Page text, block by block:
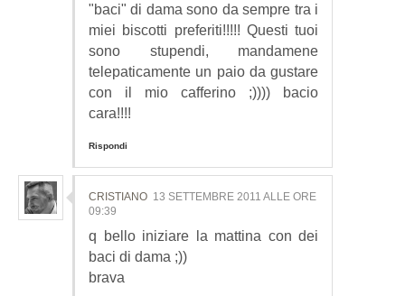
"baci" di dama sono da sempre tra i
miei biscotti preferiti!!!!! Questi tuoi
sono stupendi, mandamene
telepaticamente un paio da gustare
con il mio cafferino ;)))) bacio
cara!!!!
Rispondi
CRISTIANO 13 SETTEMBRE 2011 ALLE ORE
09:39
q bello iniziare la mattina con dei
baci di dama ;))
brava